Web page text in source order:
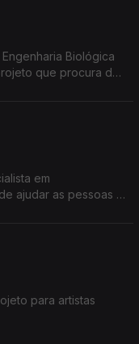
Biológica
que procura dar
em
ajudar as pessoas a
para artistas